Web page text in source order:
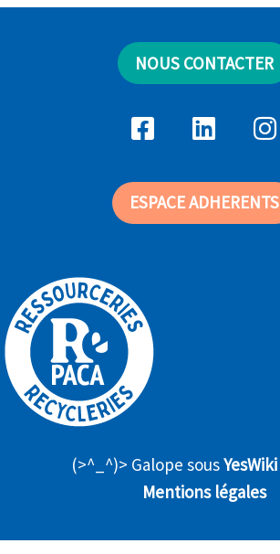
NOUS CONTACTER
ESPACE ADHERENTS
(>^_^)> Galope sousYesWiki
Mentions légales